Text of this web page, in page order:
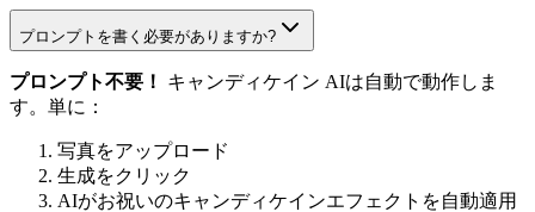
プロンプトを書く必要がありますか?
プロンプト不要！
キャンディケイン AIは自動で動作しま
す。単に：
写真をアップロード
生成をクリック
AIがお祝いのキャンディケインエフェクトを自動適用